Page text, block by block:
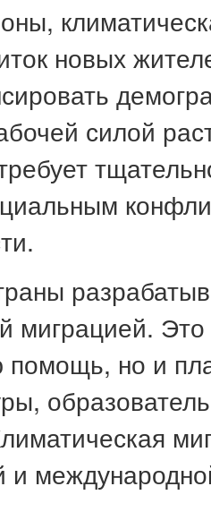
новых
силой
миграцией.
помощь, но и
и